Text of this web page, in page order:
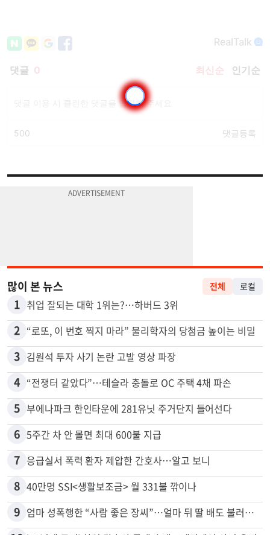
많이 본 뉴스 전체 로컬
1 취업 잘되는 대학 1위는?…하버드 3위
2 “로또, 이 번호 찍지 마라” 물리학자의 당첨금 높이는 비밀
3 김원석 투자 사기 논란 고발 영상 파장
4 “전쟁터 같았다”…테슬라 충돌로 OC 주택 4채 파손
5 부에나파크 한인타운에 281유닛 주거단지 들어선다
6 5주간 차 안 몰면 최대 600불 지급
7 응급실서 폭력 환자 제압한 간호사…알고 보니
8 40만명 SSI<생활보조금> 월 331불 깎이나
9 엄마 성폭행한 “사람 좋은 장씨”…얼마 뒤 딸 배도 불러왔다